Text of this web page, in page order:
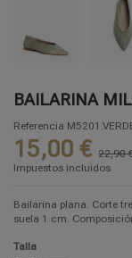
BAILARINA
Referencia
15,00 € 22,90
Impuestos incluidos
Bailarina plana. Corte
suela 1 cm.
Talla